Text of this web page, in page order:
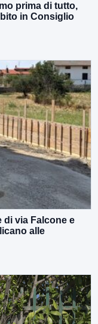
prima di tutto,
in Consiglio
di via Falcone e
alle